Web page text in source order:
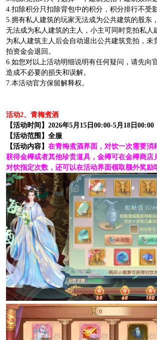
4.扣除积分只扣除背包中的积分，积分排行不受影
5.拥有私人建筑的玩家无法成为公共建筑的股东
无法成为私人建筑的主人，小主可同时竞拍私人
为私人建筑主人后会自动退出公共建筑竞拍，未
拍资金会退回。
6.如您对以上活动明细说明有任何疑问，请先向
造成不必要的损失和误解。
7.本活动官方保留解释权。
活动2、青梅煮酒
【活动时间】2026年5月15日00:00-5月18日00:00
【活动范围】全服
【活动内容】 在青梅煮酒界面，对饮一次需要消
获得金樽或者其他珍贵道具，金樽可在金樽商店
对饮指定次数，还可以在活动界面领取额外奖励